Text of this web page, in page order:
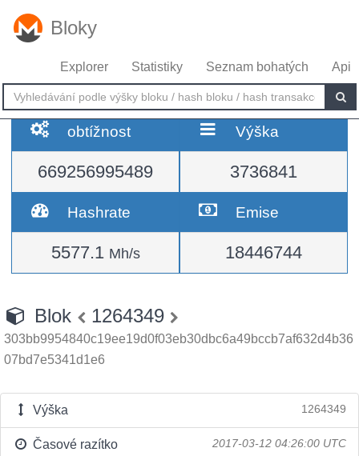
Bloky
Explorer Statistiky Seznam bohatých Api
obtížnost
669256995489
Výška
3736841
Hashrate
5577.1 Mh/s
Emise
18446744
Blok 1264349
303bb9954840c19ee19d0f03eb30dbc6a49bccb7af632d4b36
07bd7e5341d1e6
Výška 1264349
Časové razítko 2017-03-12 04:26:00 UTC